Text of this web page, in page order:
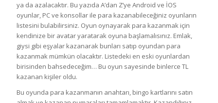
ya da azalacaktır. Bu yazıda A’dan Z’ye Android ve İOS
oyunlar, PC ve konsollar ile para kazanabileceğiniz oyunların
listesini bulabilirsiniz. Oyun oynayarak para kazanmak için
kendinize bir avatar yaratarak oyuna başlamalısınız. Emlak,
giysi gibi eşyalar kazanarak bunları satıp oyundan para
kazanmak mümkün olacaktır. Listedeki en eski oyunlardan
birisinden bahsedeceğim… Bu oyun sayesinde binlerce TL
kazanan kişiler oldu.
Bu oyunda para kazanmanın anahtarı, bingo kartlarını satın